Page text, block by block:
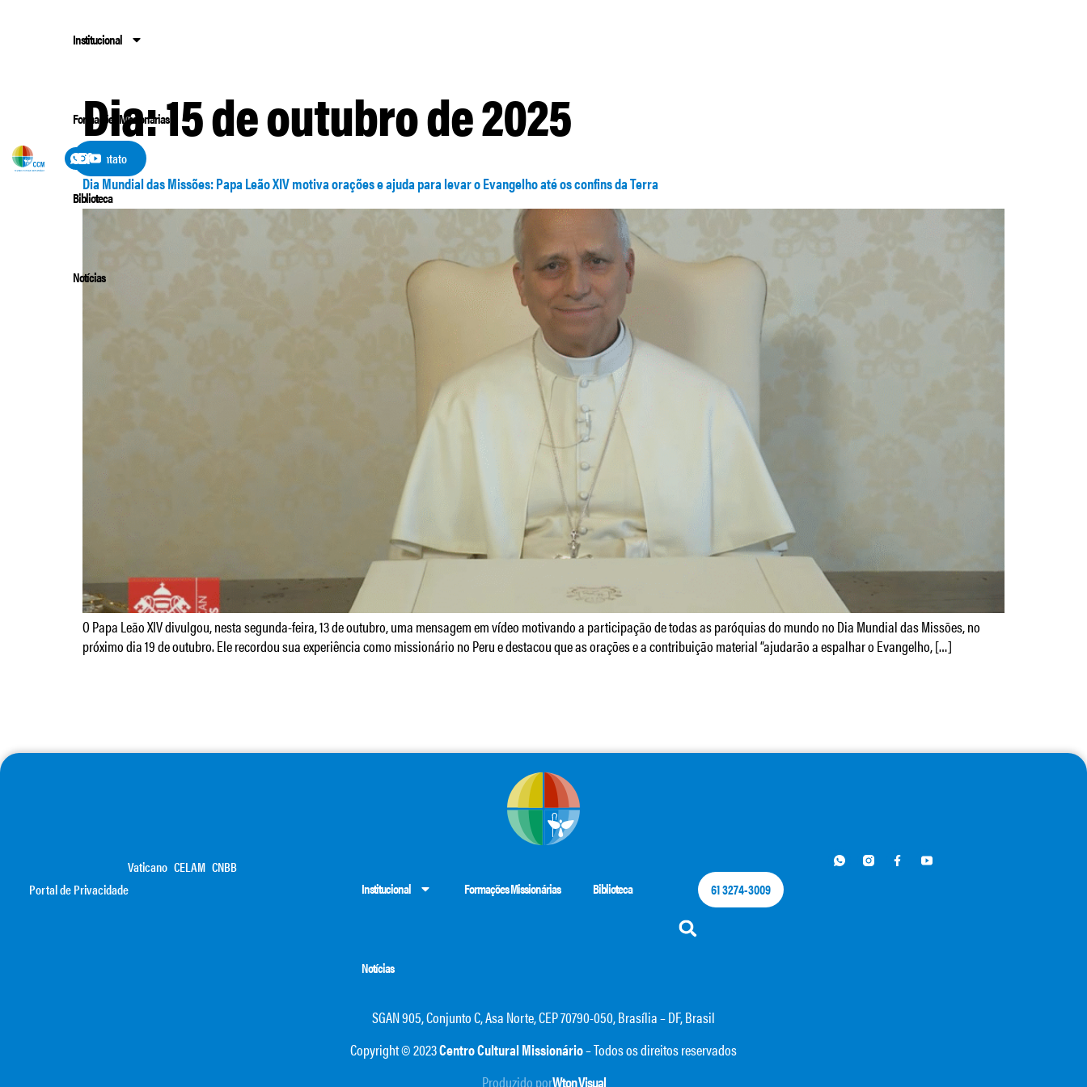
Institucional
Formações Missionárias
Biblioteca
Notícias
Contato
Dia:15 de outubro de 2025
Dia Mundial das Missões: Papa Leão XIV motiva orações e ajuda para levar o Evangelho até os confins da Terra
O Papa Leão XIV divulgou, nesta segunda-feira, 13 de outubro, uma mensagem em vídeo motivando a participação de todas as paróquias do mundo no Dia Mundial das Missões, no
próximo dia 19 de outubro. Ele recordou sua experiência como missionário no Peru e destacou que as orações e a contribuição material “ajudarão a espalhar o Evangelho, […]
Vaticano CELAM CNBB
Portal de Privacidade
Institucional Formações Missionárias Biblioteca
Notícias
61 3274-3009​
SGAN 905, Conjunto C, Asa Norte, CEP 70790-050, Brasília – DF, Brasil
Copyright © 2023Centro Cultural Missionário– Todos os direitos reservados
Produzido porWton Visual